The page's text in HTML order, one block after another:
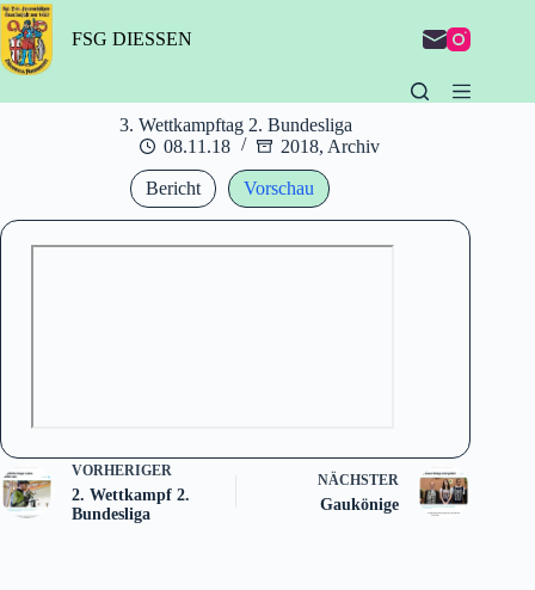
Zum
Inhalt
springen
FSG DIESSEN
3. Wettkampftag 2. Bundesliga
08.11.18
2018, Archiv
Bericht Vorschau
VORHERIGER
2. Wettkampf 2.
Bundesliga
NÄCHSTER
Gaukönige